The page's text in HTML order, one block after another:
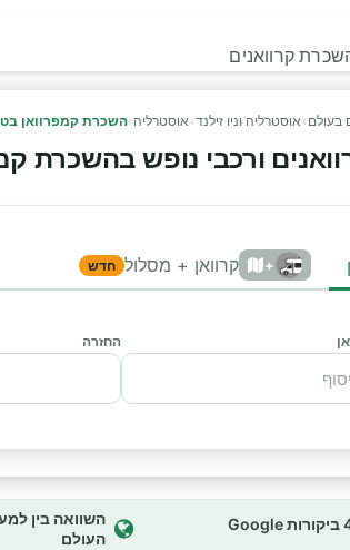
קרוואנים
בעולם › אוסטרליה וניו זילנד› אוסטרליה ›השכרת קמפרוואן
ורכבי נופש בהשכרת
+ קרוואן + מסלול חדש
החזרה
העולם